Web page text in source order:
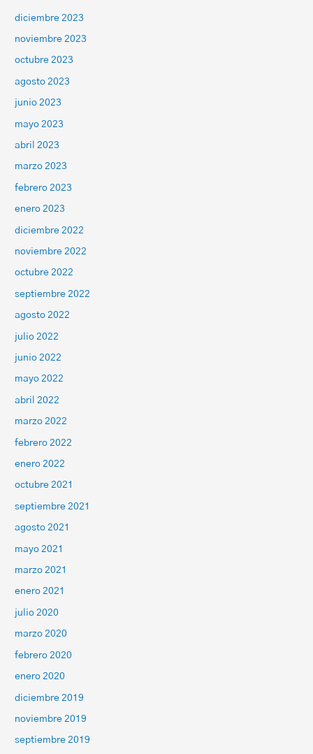
diciembre 2023
noviembre 2023
octubre 2023
agosto 2023
junio 2023
mayo 2023
abril 2023
marzo 2023
febrero 2023
enero 2023
diciembre 2022
noviembre 2022
octubre 2022
septiembre 2022
agosto 2022
julio 2022
junio 2022
mayo 2022
abril 2022
marzo 2022
febrero 2022
enero 2022
octubre 2021
septiembre 2021
agosto 2021
mayo 2021
marzo 2021
enero 2021
julio 2020
marzo 2020
febrero 2020
enero 2020
diciembre 2019
noviembre 2019
septiembre 2019